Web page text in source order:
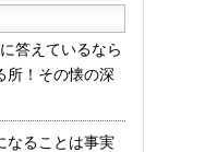
答えているなら
所！その懐の深
なることは事実